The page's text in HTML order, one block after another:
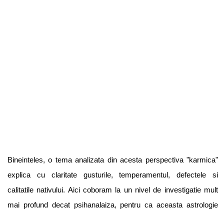
Bineinteles, o tema analizata din acesta perspectiva "karmica"
explica cu claritate gusturile, temperamentul, defectele si
calitatile nativului. Aici coboram la un nivel de investigatie mult
mai profund decat psihanalaiza, pentru ca aceasta astrologie